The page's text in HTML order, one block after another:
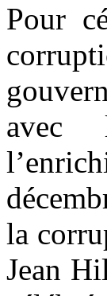
Pour
avec
la
Jean